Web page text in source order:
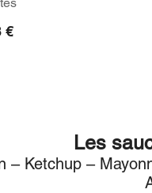
€
Les
– Ketchup –